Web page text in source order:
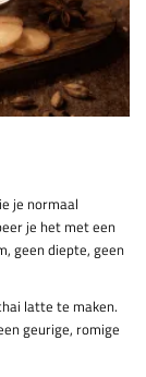
je normaal
je het met een
geen diepte, geen
latte te maken.
geurige, romige